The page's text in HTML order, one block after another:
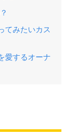
てみたいカス
愛するオーナ